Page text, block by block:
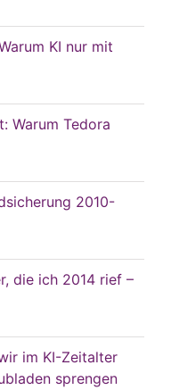
KI nur mit
Warum Tedora
2010-
die ich 2014 rief –
im KI-Zeitalter
sprengen